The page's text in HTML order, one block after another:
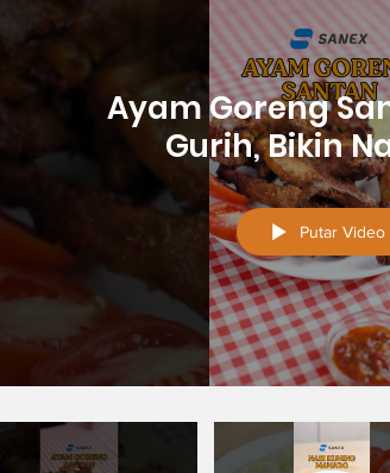
Ayam Goreng
Gurih, Bikin
Putar Video